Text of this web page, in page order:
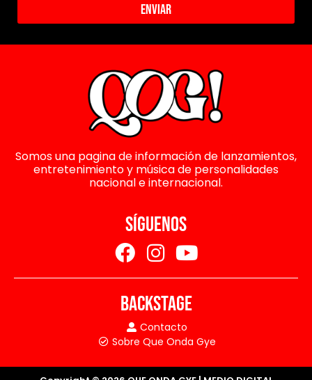
Enviar
Somos una pagina de información de lanzamientos,
entretenimiento y música de personalidades
nacional e internacional.
SÍGUENOS
BACKSTAGE
Contacto
Sobre Que Onda Gye